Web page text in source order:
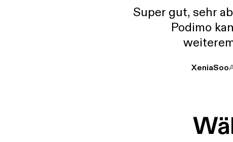
Super gut, sehr
Podimo
XeniaSoo